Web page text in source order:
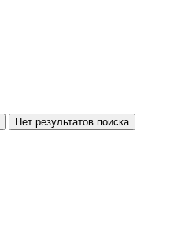
Нет результатов поиска